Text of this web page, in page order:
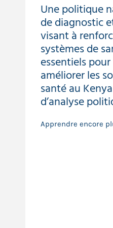
Une politique
de diagnostic
visant à
systèmes de
essentiels pour
améliorer les
santé au
d’analyse
Apprendre encore